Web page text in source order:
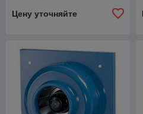
Цену уточняйте